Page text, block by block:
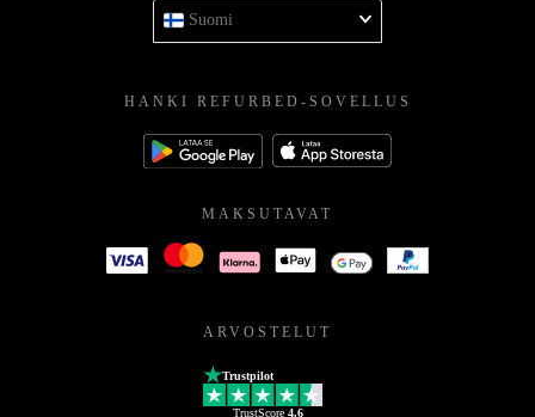
Suomi
HANKI REFURBED-SOVELLUS
MAKSUTAVAT
ARVOSTELUT
Trustpilot
TrustScore 4.6